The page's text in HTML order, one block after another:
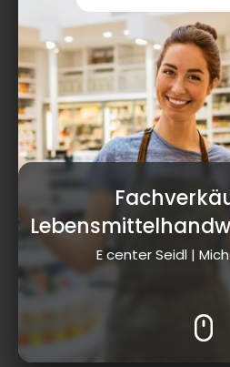
E center Seidl |